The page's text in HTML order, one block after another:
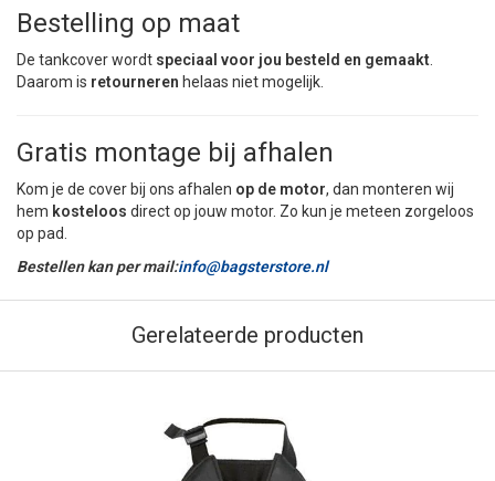
Bestelling op maat
De tankcover wordt speciaal voor jou besteld en gemaakt
Daarom is retourneren helaas niet mogelijk.
Gratis montage bij afhalen
Kom je de cover bij ons afhalen op de motor, dan monteren wij
hem kosteloos direct op jouw motor. Zo kun je meteen zorgeloos
op pad.
Bestellen kan per mail:info@bagsterstore.nl
Gerelateerde producten